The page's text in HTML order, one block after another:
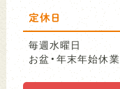
定休日
毎週水曜日
お盆・年末年始休業